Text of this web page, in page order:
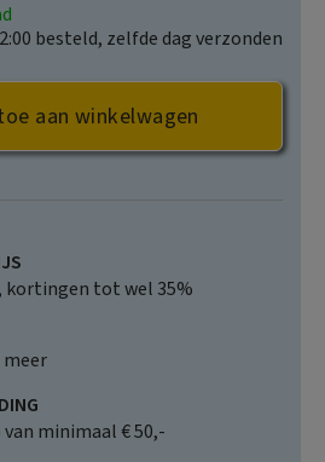
besteld, zelfde dag verzonden
aan winkelwagen
kortingen tot wel 35%
meer
minimaal € 50,-